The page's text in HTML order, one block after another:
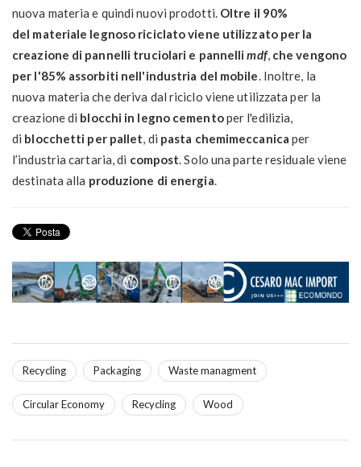
nuova materia e quindi nuovi prodotti. Oltre il 90%
del materiale legnoso riciclato viene utilizzato per la
creazione di pannelli truciolari e pannellimdf, che vengono
per l'85% assorbiti nell'industria del mobile. Inoltre, la
nuova materia che deriva dal riciclo viene utilizzata per la
creazione di blocchi in legno cementoper l'edilizia,
di blocchetti per pallet, di pasta chemimeccanica per
l’industria cartaria, di compost. Solo una parte residuale viene
destinata alla produzione di energia.
Recycling Packaging Waste managment
Circular Economy Recycling Wood